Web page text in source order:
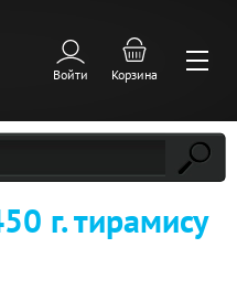
Войти Корзина
г. тирамису